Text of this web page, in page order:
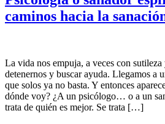
caminos hacia la
La vida nos empuja, a veces con
detenernos y buscar ayuda. Llegamos a
que solos ya no basta. Y entonces
dónde voy? ¿A un psicólogo… o a un
trata de quién es mejor. Se trata […]